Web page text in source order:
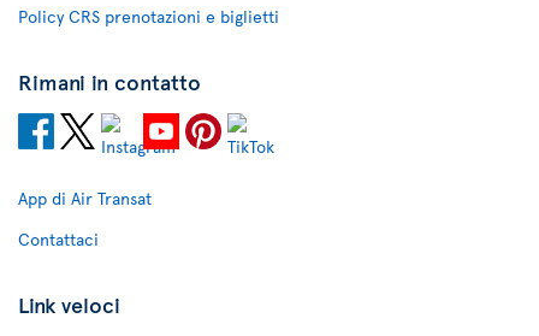
Policy CRS prenotazioni e biglietti
Rimani in contatto
App di Air Transat
Contattaci
Link veloci